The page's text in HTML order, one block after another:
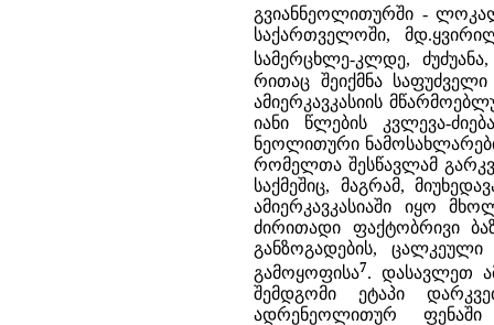
გვიანნეოლითურში -
საქართველოში,
სამერცხლე-კლდე,
რითაც შეიქმნა
ამიერკავკასიის
იანი წლების კვლევა-
ნეოლითური
რომელთა შესწავლამ
საქმეშიც, მაგრამ,
ამიერკავკასიაში იყო
ძირითადი ფაქტობრივი
განზოგადების,
გამოყოფისა7. დასავლეთ
შემდგომი ეტაპი
ადრენეოლითურ